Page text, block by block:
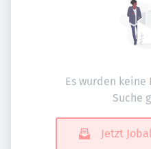
Es wurden keine
Suche
Jetzt